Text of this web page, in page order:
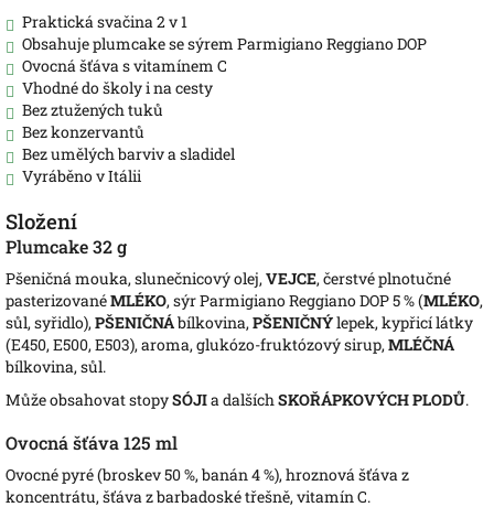
Praktická svačina 2 v 1
Obsahuje plumcake se sýrem Parmigiano Reggiano DOP
Ovocná šťáva s vitamínem C
Vhodné do školy i na cesty
Bez ztužených tuků
Bez konzervantů
Bez umělých barviv a sladidel
Vyráběno v Itálii
Složení
Plumcake 32 g
Pšeničná mouka, slunečnicový olej,VEJCE, čerstvé plnotučné
pasterizovanéMLÉKO, sýr Parmigiano Reggiano DOP 5 % (MLÉKO,
sůl, syřidlo),PŠENIČNÁbílkovina,PŠENIČNÝlepek, kypřicí látky
(E450, E500, E503), aroma, glukózo-fruktózový sirup,MLÉČNÁ
bílkovina, sůl.
Může obsahovat stopySÓJIa dalšíchSKOŘÁPKOVÝCH PLODŮ.
Ovocná šťáva 125 ml
Ovocné pyré (broskev 50 %, banán 4 %), hroznová šťáva z
koncentrátu, šťáva z barbadoské třešně, vitamín C.